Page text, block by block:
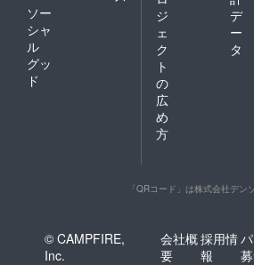
ソー
シャ
ル
グッ
ド
ジ
ェ
ク
ト
の
広
め
方
デ
ー
タ
「QRコード」は株式会社デン
© CAMPFIRE,
Inc.
会社概
要
採用情
報